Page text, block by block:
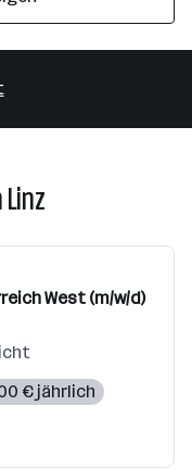
West (m/w/d)
€ jährlich